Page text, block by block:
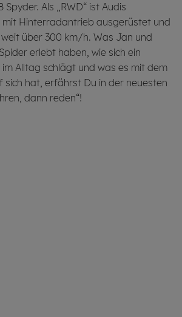
Als „RWD“ ist Audis
Hinterradantrieb ausgerüstet und
über 300 km/h. Was Jan und
erlebt haben, wie sich ein
Alltag schlägt und was es mit dem
sich hat, erfährst Du in der neuesten
dann reden“!